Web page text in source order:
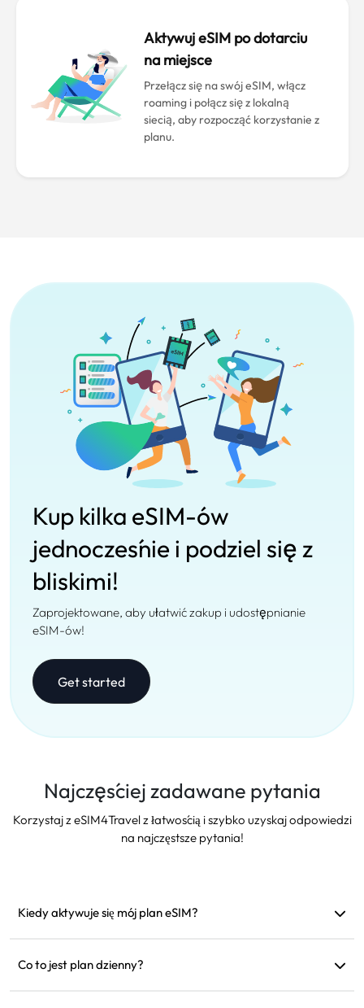
Aktywuj eSIM po dotarciu
na miejsce
Przełącz się na swój eSIM, włącz
roaming i połącz się z lokalną
siecią, aby rozpocząć korzystanie z
planu.
Kup kilka eSIM-ów
jednocześnie i podziel się z
bliskimi!
Zaprojektowane, aby ułatwić zakup i udostępnianie
eSIM-ów!
Get started
Najczęściej zadawane pytania
Korzystaj z eSIM4Travel z łatwością i szybko uzyskaj odpowiedzi
na najczęstsze pytania!
Kiedy aktywuje się mój plan eSIM?
Zalecamy instalację przed wyjazdem.
Co to jest plan dzienny?